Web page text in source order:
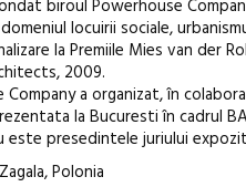
biroul Powerhouse
locuirii sociale,
la Premiile Mies van der
2009.
Company a organizat, în
la Bucuresti în cadrul
este presedintele juriului
Polonia